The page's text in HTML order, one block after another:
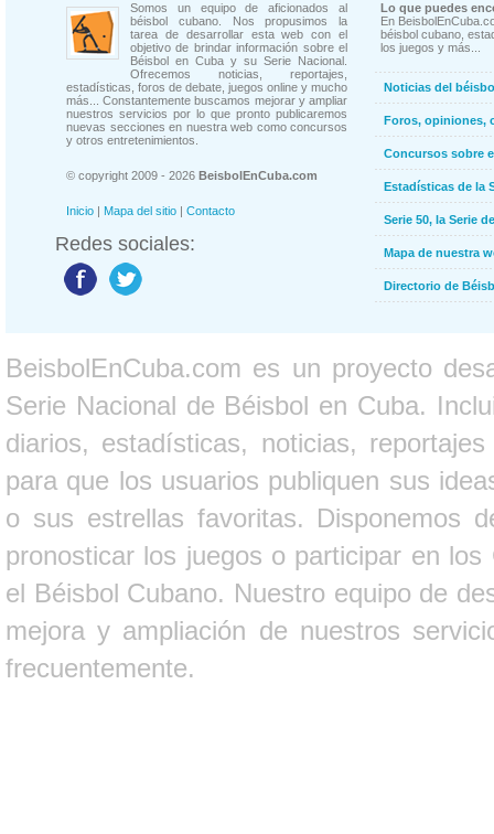
Somos un equipo de aficionados al
béisbol cubano. Nos propusimos la
tarea de desarrollar esta web con el
objetivo de brindar información sobre el
Béisbol en Cuba y su Serie Nacional.
Ofrecemos noticias, reportajes,
estadísticas, foros de debate, juegos online y mucho
más... Constantemente buscamos mejorar y ampliar
nuestros servicios por lo que pronto publicaremos
nuevas secciones en nuestra web como concursos
y otros entretenimientos.
© copyright 2009 - 2026 BeisbolEnCuba.com
Inicio | Mapa del sitio | Contacto
Redes sociales:
Lo que puedes
En
béisbol cubano,
los juegos y más...
Noticias del
Foros, opiniones,
Concursos sobre
Estadísticas de la
Serie 50, la Serie
Mapa de nuestra
Directorio de
BeisbolEnCuba.com es un proyecto
Serie Nacional de Béisbol en Cuba.
diarios, estadísticas, noticias,
para que los usuarios publiquen sus
o sus estrellas favoritas. Disponemos
pronosticar los juegos o participar en
el Béisbol Cubano. Nuestro equipo de
mejora y ampliación de nuestros
frecuentemente.